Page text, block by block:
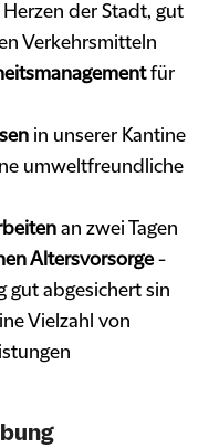
der Stadt, gut
Verkehrsmitteln
für
in unserer Kantine
umweltfreundliche
an zwei Tagen
Altersvorsorge-
gut abgesichert sin
Vielzahl von